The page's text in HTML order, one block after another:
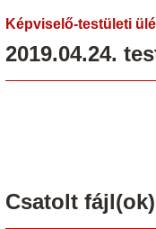
Képviselő-testületi
2019.04.24.
Csatolt